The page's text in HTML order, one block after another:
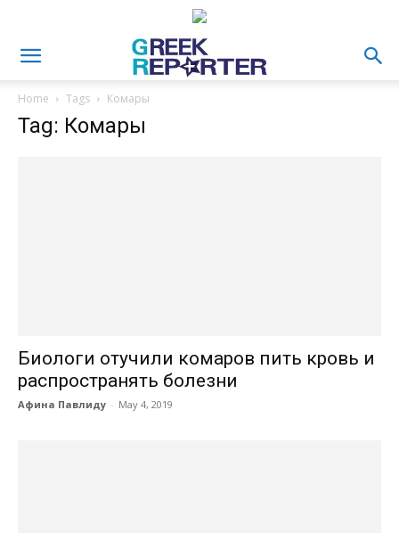
Home Tags Комары
Tag: Комары
Биологи отучили комаров пить кровь и
распространять болезни
Афина Павлиду - May 4, 2019